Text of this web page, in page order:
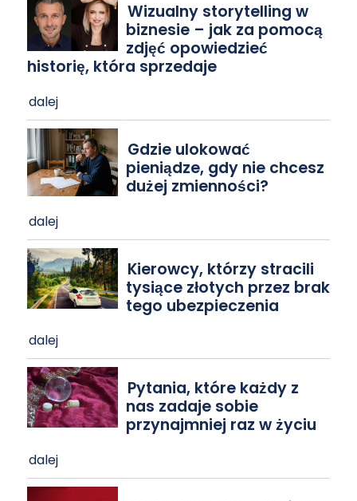
Wizualny storytelling w
biznesie – jak za pomocą
zdjęć opowiedzieć
historię, która sprzedaje
dalej
Gdzie ulokować
pieniądze, gdy nie chcesz
dużej zmienności?
dalej
Kierowcy, którzy stracili
tysiące złotych przez brak
tego ubezpieczenia
dalej
Pytania, które każdy z
nas zadaje sobie
przynajmniej raz w życiu
dalej